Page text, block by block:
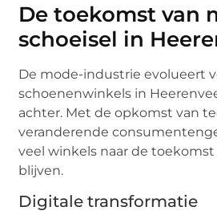
De toekomst van
schoeisel in
De mode-industrie evolueert
schoenenwinkels in
achter. Met de opkomst van
veranderende
veel winkels naar de
blijven.
Digitale transformatie